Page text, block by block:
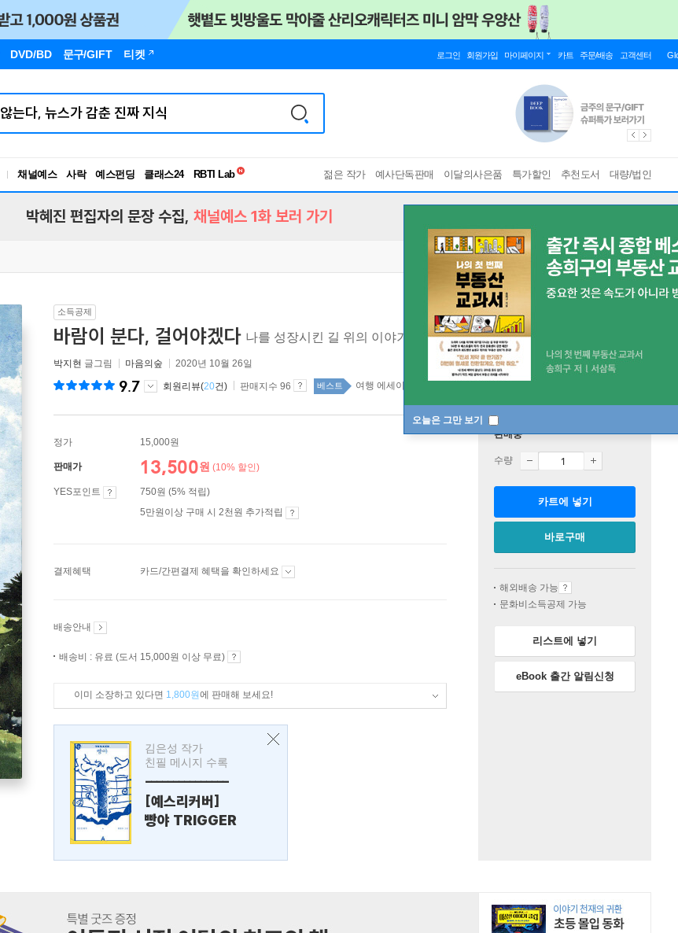
DVD/BD 문구/GIFT 티켓 로그인 회원가입 마이페이지 카트 주문/배송 고객센터
채널예스 사락 예스펀딩 클래스24
독서유형검사
젊은 작가 예사단독판매 이달의사은품 특가할인 추천도서 대량/법인
오늘은 그만 보기
박혜진 편집자의 문장 수집, 채널예스 1화 보러 가기
소득공제
바람이 분다, 걸어야겠다 나를 성장시킨 길 위의 이야기
박지현 글그림 마음의숲 2020년 10월 26일
9.7 회원리뷰(20건) 판매지수 96 베스트 여행 에세이 top20 4주
정가 15,000원
판매가 13,500원 (10% 할인)
YES포인트
750원 (5% 적립)
5만원이상 구매 시 2천원 추가적립
결제혜택 카드/간편결제 혜택을 확인하세요
배송안내
배송비 : 유료 (도서 15,000원 이상 무료)
이미 소장하고 있다면 1,800원에 판매해 보세요!
김은성 작가
친필 메시지 수록
---------------
[예스리커버]
빵야 TRIGGER
판매중
수량
카트에 넣기
바로구매
해외배송 가능
문화비소득공제 가능
리스트에 넣기
eBook 출간 알림신청